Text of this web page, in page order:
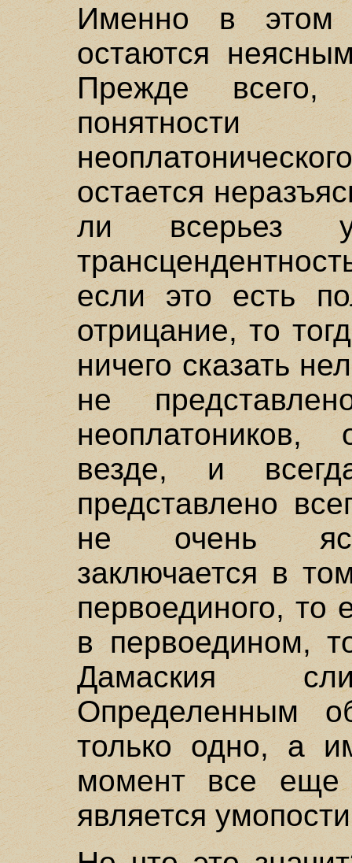
Именно в этом
остаются
Прежде
остается
ли всерьез
если это есть
отрицание, то
ничего сказать
не
везде, и
представлено
не очень
заключается в
первоединого, то
в первоедином,
Дамаския
Определенным
только одно, а
момент все
является